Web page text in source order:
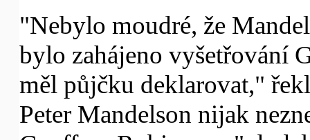
"Nebylo moudré, že
bylo zahájeno vyšetřování
měl půjčku deklarovat,"
Peter Mandelson nijak